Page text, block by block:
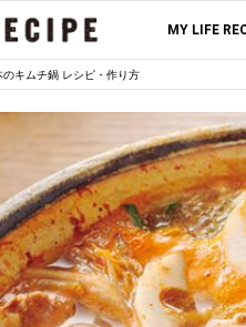
MY LIFE
のキムチ鍋 レシピ・作り方